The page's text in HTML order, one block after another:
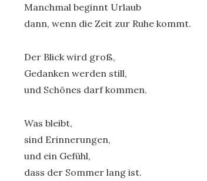
Manchmal beginnt Urlaub
dann, wenn die Zeit zur Ruhe kommt.
Der Blick wird groß,
Gedanken werden still,
und Schönes darf kommen.
Was bleibt,
sind Erinnerungen,
und ein Gefühl,
dass der Sommer lang ist.